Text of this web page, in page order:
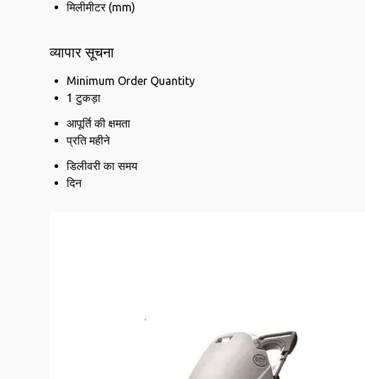
मिलीमीटर (mm)
व्यापार सूचना
Minimum Order Quantity
1 टुकड़ा
आपूर्ति की क्षमता
प्रति महीने
डिलीवरी का समय
दिन